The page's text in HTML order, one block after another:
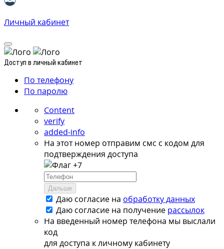
Личный кабинет
Доступ в личный кабинет
По телефону
По паролю
Content
verify
added-info
На этот номер отправим смс с кодом для
подтверждения доступа
+7
Дальше
Даю согласие на обработку данных
Даю согласие на получение рассылок
На введенный номер телефона мы выслали
код
для доступа к личному кабинету